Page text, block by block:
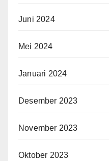
Juni 2024
Mei 2024
Januari 2024
Desember 2023
November 2023
Oktober 2023